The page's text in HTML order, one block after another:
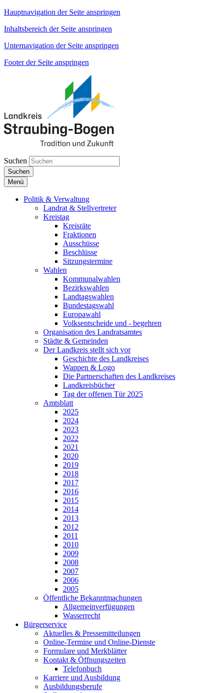
Hauptnavigation der Seite anspringen
Inhaltsbereich der Seite anspringen
Unternavigation der Seite anspringen
Footer der Seite anspringen
Suchen
Suchen
Menü
Politik & Verwaltung
Landrat & Stellvertreter
Kreistag
Kreisräte
Fraktionen
Ausschüsse
Beschlüsse
Sitzungstermine
Wahlen
Kommunalwahlen
Bezirkswahlen
Landtagswahlen
Bundestagswahl
Europawahl
Volksentscheide und - begehren
Organisation des Landratsamtes
Städte & Gemeinden
Der Landkreis stellt sich vor
Geschichte des Landkreises
Wappen & Logo
Die Partnerschaften des Landkreises
Landkreisbücher
Tag der offenen Tür 2025
Amtsblatt
2025
2024
2023
2022
2021
2020
2019
2018
2017
2016
2015
2014
2013
2012
2011
2010
2009
2008
2007
2006
2005
Öffentliche Bekanntmachungen
Allgemeinverfügungen
Wasserrecht
Bürgerservice
Aktuelles & Pressemitteilungen
Online-Termine und Online-Dienste
Formulare und Merkblätter
Kontakt & Öffnungszeiten
Telefonbuch
Karriere und Ausbildung
Ausbildungsberufe